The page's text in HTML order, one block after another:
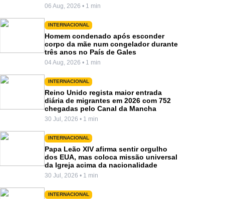
06 Aug, 2026 • 1 min
INTERNACIONAL
Homem condenado após esconder
corpo da mãe num congelador durante
três anos no País de Gales
04 Aug, 2026 • 1 min
INTERNACIONAL
Reino Unido regista maior entrada
diária de migrantes em 2026 com 752
chegadas pelo Canal da Mancha
30 Jul, 2026 • 1 min
INTERNACIONAL
Papa Leão XIV afirma sentir orgulho
dos EUA, mas coloca missão universal
da Igreja acima da nacionalidade
30 Jul, 2026 • 1 min
INTERNACIONAL